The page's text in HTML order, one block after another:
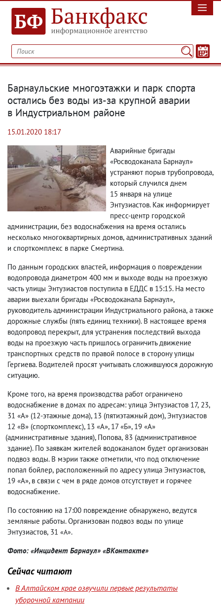
Барнаульские многоэтажки и парк спорта
остались без воды из-за крупной аварии
в Индустриальном районе
15.01.2020 18:17
Аварийные бригады
«Росводоканала Барнаул»
устраняют порыв трубопровода,
который случился днем
15 января на улице
Энтузиастов. Как информирует
пресс-центр городской
администрации, без водоснабжения на время остались
несколько многоквартирных домов, административных зданий
и спорткомплекс в парке Смертина.
По данным городских властей, информация о повреждении
водопровода диаметром 400 мм и выходе воды на проезжую
часть улицы Энтузиастов поступила в ЕДДС в 15:15. На место
аварии выехали бригады «Росводоканала Барнаул»,
руководитель администрации Индустриального района, а также
дорожные службы (пять единиц техники). В настоящее время
водопровод перекрыт, для устранения последствий выхода
воды на проезжую часть пришлось ограничить движение
транспортных средств по правой полосе в сторону улицы
Гергиева. Водителей просят учитывать сложившуюся дорожную
ситуацию.
Кроме того, на время производства работ ограничено
водоснабжение в домах по адресам: улица Энтузиастов 17, 23,
31 «А» (12-этажные дома), 13 (пятиэтажный дом), Энтузиастов
12 «В» (спорткомплекс), 13 «А», 17 «Б», 19 «А»
(административные здания), Попова, 83 (административное
здание). По заявкам жителей водоканалом будет организован
подвоз воды. В мэрии также отметили, что под отключение
попал бойлер, расположенный по адресу улица Энтузиастов,
19 «А», в связи с чем в ряде домов отсутствует и горячее
водоснабжение.
По состоянию на 17:00 повреждение обнаружено, ведутся
земляные работы. Организован подвоз воды по улице
Энтузиастов, 31 «А».
Фото: «Инцидент Барнаул» «ВКонтакте»
Сейчас читают
В Алтайском крае озвучили первые результаты
уборочной кампании